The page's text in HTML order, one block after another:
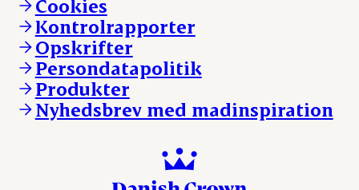
Vores resultater
Vores lokationer
Kontakt
Danishcrownprofessional.com
DAT-Schaub.com
ESS-FOOD.com
Fonden Dansk Gastronomi
KLS.se
nordicspoor.com
Scanhide.dk
Cookies
Kontrolrapporter
Opskrifter
Persondatapolitik
Produkter
Nyhedsbrev med madinspiration